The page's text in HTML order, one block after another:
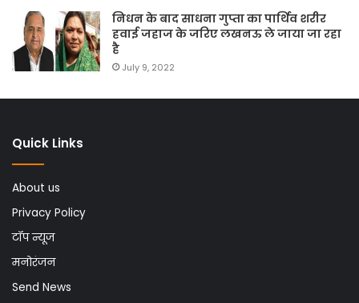
निधन के बाद साधना गुप्ता का पार्थिव शरीर
हवाई जहाज के जरिए लखनऊ ले जाया जा रहा
है
July 9, 2022
Quick Links
About us
Privacy Policy
टॉप न्यूज
मनोरंजन
Send News